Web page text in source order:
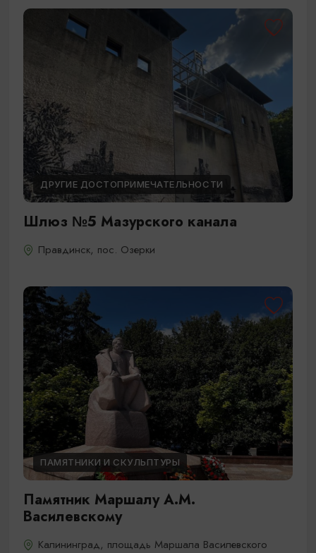
ДРУГИЕ ДОСТОПРИМЕЧАТЕЛЬНОСТИ
Шлюз №5 Мазурского канала
Правдинск, пос. Озерки
ПАМЯТНИКИ И СКУЛЬПТУРЫ
Памятник Маршалу А.М.
Василевскому
Калининград, площадь Маршала Василевского